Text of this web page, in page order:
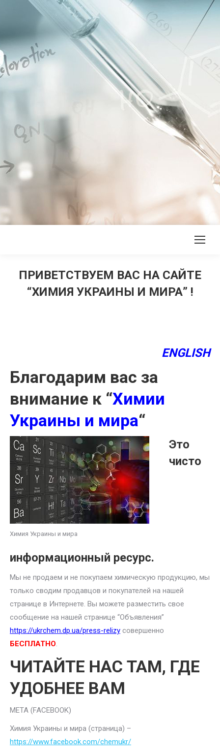
ПРИВЕТСТВУЕМ ВАС НА САЙТЕ
“ХИМИЯ УКРАИНЫ И МИРА” !
ENGLISH
Благодарим вас за
внимание к “Химии
Украины и мира“
Химия Украины и мира
Это
чисто
информационный ресурс.
Мы не продаем и не покупаем химическую продукцию, мы
только сводим продавцов и покупателей на нашей
странице в Интернете. Вы можете разместить свое
сообщение на нашей странице “Объявления”
https://ukrchem.dp.ua/press-relizy совершенно
БЕСПЛАТНО.
ЧИТАЙТЕ НАС ТАМ, ГДЕ
УДОБНЕЕ ВАМ
META (FACEBOOK)
Химия Украины и мира (страница) –
https://www.facebook.com/chemukr/